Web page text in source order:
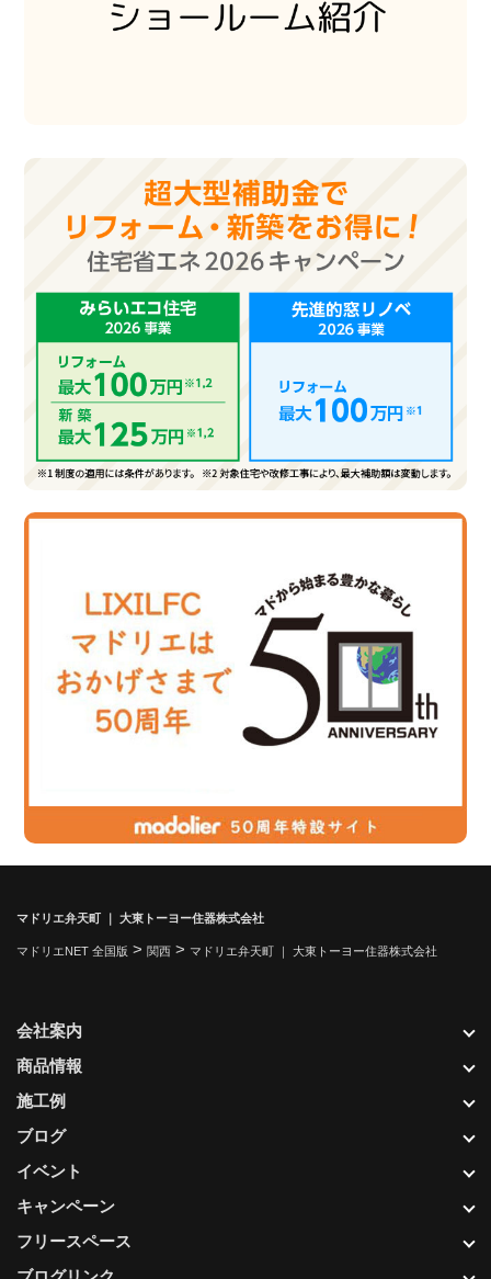
マドリエ弁天町 ｜ 大東トーヨー住器株式会社
マドリエNET 全国版 > 関西 > マドリエ弁天町 ｜ 大東トーヨー住器株式会社
会社案内
商品情報
施工例
ブログ
イベント
キャンペーン
フリースペース